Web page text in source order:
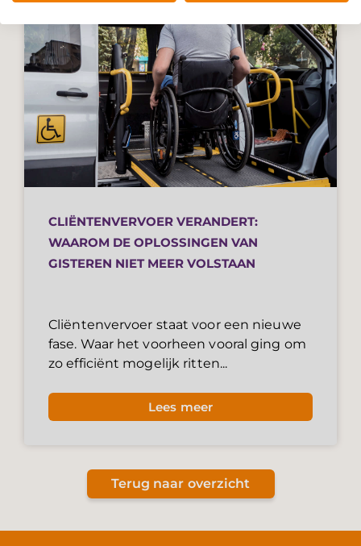
CLIËNTENVERVOER VERANDERT:
WAAROM DE OPLOSSINGEN VAN
GISTEREN NIET MEER VOLSTAAN
Cliëntenvervoer staat voor een nieuwe
fase. Waar het voorheen vooral ging om
zo efficiënt mogelijk ritten...
Lees meer
Terug naar overzicht